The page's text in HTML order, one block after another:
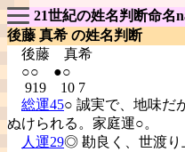
21世紀の姓名判断命名
後藤 真希 の姓名判断
後藤 真希
○○ ●○
919 10 7
総運45○ 誠実で、地味だ
ぬけられる。家庭運○。
人運29◎ 勘良く、世渡り